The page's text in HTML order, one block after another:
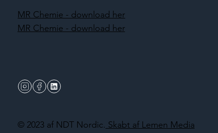
© 2023 af NDT Nordic. Skabt af Lemen Media
MR Chemie - download her
MR Chemie - download her